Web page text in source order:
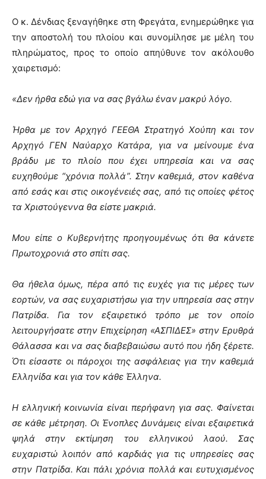
Ο κ. Δένδιας ξεναγήθηκε στη Φρεγάτα, ενημερώθηκε για
την αποστολή του πλοίου και συνομίλησε με μέλη του
πληρώματος, προς το οποίο απηύθυνε τον ακόλουθο
χαιρετισμό:
«Δεν ήρθα εδώ για να σας βγάλω έναν μακρύ λόγο.
Ήρθα με τον Αρχηγό ΓΕΕΘΑ Στρατηγό Χούπη και τον
Αρχηγό ΓΕΝ Ναύαρχο Κατάρα, για να μείνουμε ένα
βράδυ με το πλοίο που έχει υπηρεσία και να σας
ευχηθούμε “χρόνια πολλά”. Στην καθεμιά, στον καθένα
από εσάς και στις οικογένειές σας, από τις οποίες φέτος
τα Χριστούγεννα θα είστε μακριά.
Μου είπε ο Κυβερνήτης προηγουμένως ότι θα κάνετε
Πρωτοχρονιά στο σπίτι σας.
Θα ήθελα όμως, πέρα από τις ευχές για τις μέρες των
εορτών, να σας ευχαριστήσω για την υπηρεσία σας στην
Πατρίδα. Για τον εξαιρετικό τρόπο με τον οποίο
λειτουργήσατε στην Επιχείρηση «ΑΣΠΙΔΕΣ» στην Ερυθρά
Θάλασσα και να σας διαβεβαιώσω αυτό που ήδη ξέρετε.
Ότι είσαστε οι πάροχοι της ασφάλειας για την καθεμιά
Ελληνίδα και για τον κάθε Έλληνα.
Η ελληνική κοινωνία είναι περήφανη για σας. Φαίνεται
σε κάθε μέτρηση. Οι Ένοπλες Δυνάμεις είναι εξαιρετικά
ψηλά στην εκτίμηση του ελληνικού λαού. Σας
ευχαριστώ λοιπόν από καρδιάς για τις υπηρεσίες σας
στην Πατρίδα. Και πάλι χρόνια πολλά και ευτυχισμένος